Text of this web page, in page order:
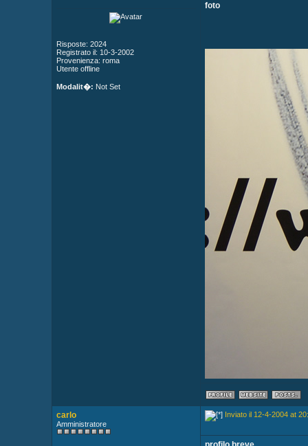
Risposte: 2024
Registrato il: 10-3-2002
Provenienza: roma
Utente offline
Modalit�: Not Set
foto
carlo
Amministratore
Inviato il 12-4-2004 at